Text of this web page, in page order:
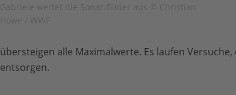
übersteigen alle Maximalwerte. Es laufen
entsorgen.